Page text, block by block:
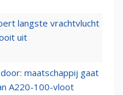
langste vrachtvlucht
uit
maatschappij gaat
A220-100-vloot